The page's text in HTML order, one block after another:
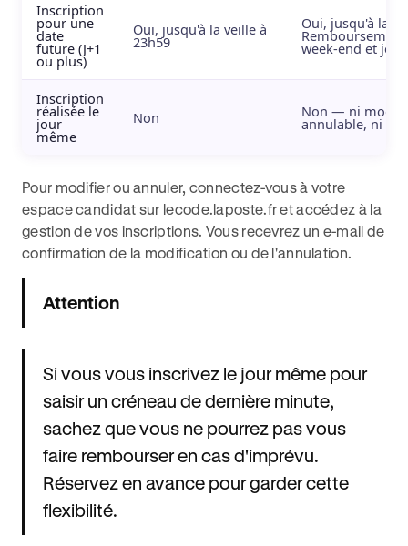
Inscription
pour une
date
future (J+1
ou plus)
Oui, jusqu'à la veille à
23h59
Oui, jusqu'à la
week-end et
Inscription
réalisée le
jour
même
Non Non — ni
annulable, ni
Pour modifier ou annuler, connectez-vous à votre
espace candidat sur lecode.laposte.fr et accédez à la
gestion de vos inscriptions. Vous recevrez un e-mail de
confirmation de la modification ou de l'annulation.
Attention
Si vous vous inscrivez le jour même pour
saisir un créneau de dernière minute,
sachez que vous ne pourrez pas vous
faire rembourser en cas d'imprévu.
Réservez en avance pour garder cette
flexibilité.